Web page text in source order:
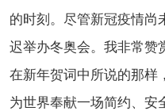
的时刻。尽管新冠疫情尚
迟举办冬奥会。我非常赞
在新年贺词中所说的那样
为世界奉献一场简约、安